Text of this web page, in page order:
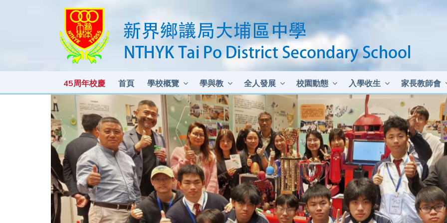
45周年校慶 首頁 學校概覽 學與教 全人發展 校園動態 入學收生 家長教師會